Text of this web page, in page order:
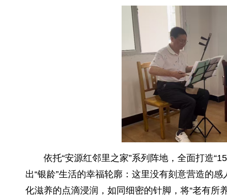
依托“安源红邻里之家”系列阵地，全面打造
出“银龄”生活的幸福轮廓：这里没有刻意营造的
化滋养的点滴浸润，如同细密的针脚，将“老有所